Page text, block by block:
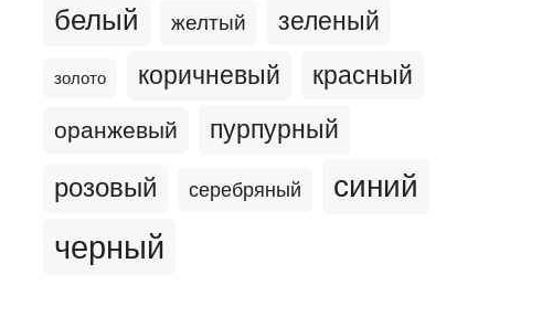
белый желтый зеленый
золото коричневый красный
оранжевый пурпурный
розовый серебряный синий
черный